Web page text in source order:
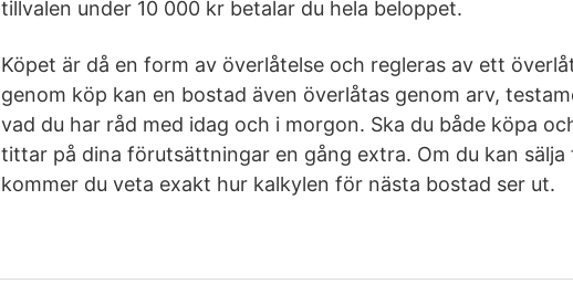
tillvalen under 10 000 kr betalar du hela beloppet.
Köpet är då en form av överlåtelse och regleras av ett
genom köp kan en bostad även överlåtas genom arv,
vad du har råd med idag och i morgon. Ska du både köpa
tittar på dina förutsättningar en gång extra. Om du kan
kommer du veta exakt hur kalkylen för nästa bostad ser ut.